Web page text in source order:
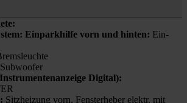
Ein­park­hil­fe vorn und hin­ten: Ein­
Sub­woo­fer
Digi­tal):
Sitz­hei­zung vorn, Fens­ter­he­ber elektr. mit